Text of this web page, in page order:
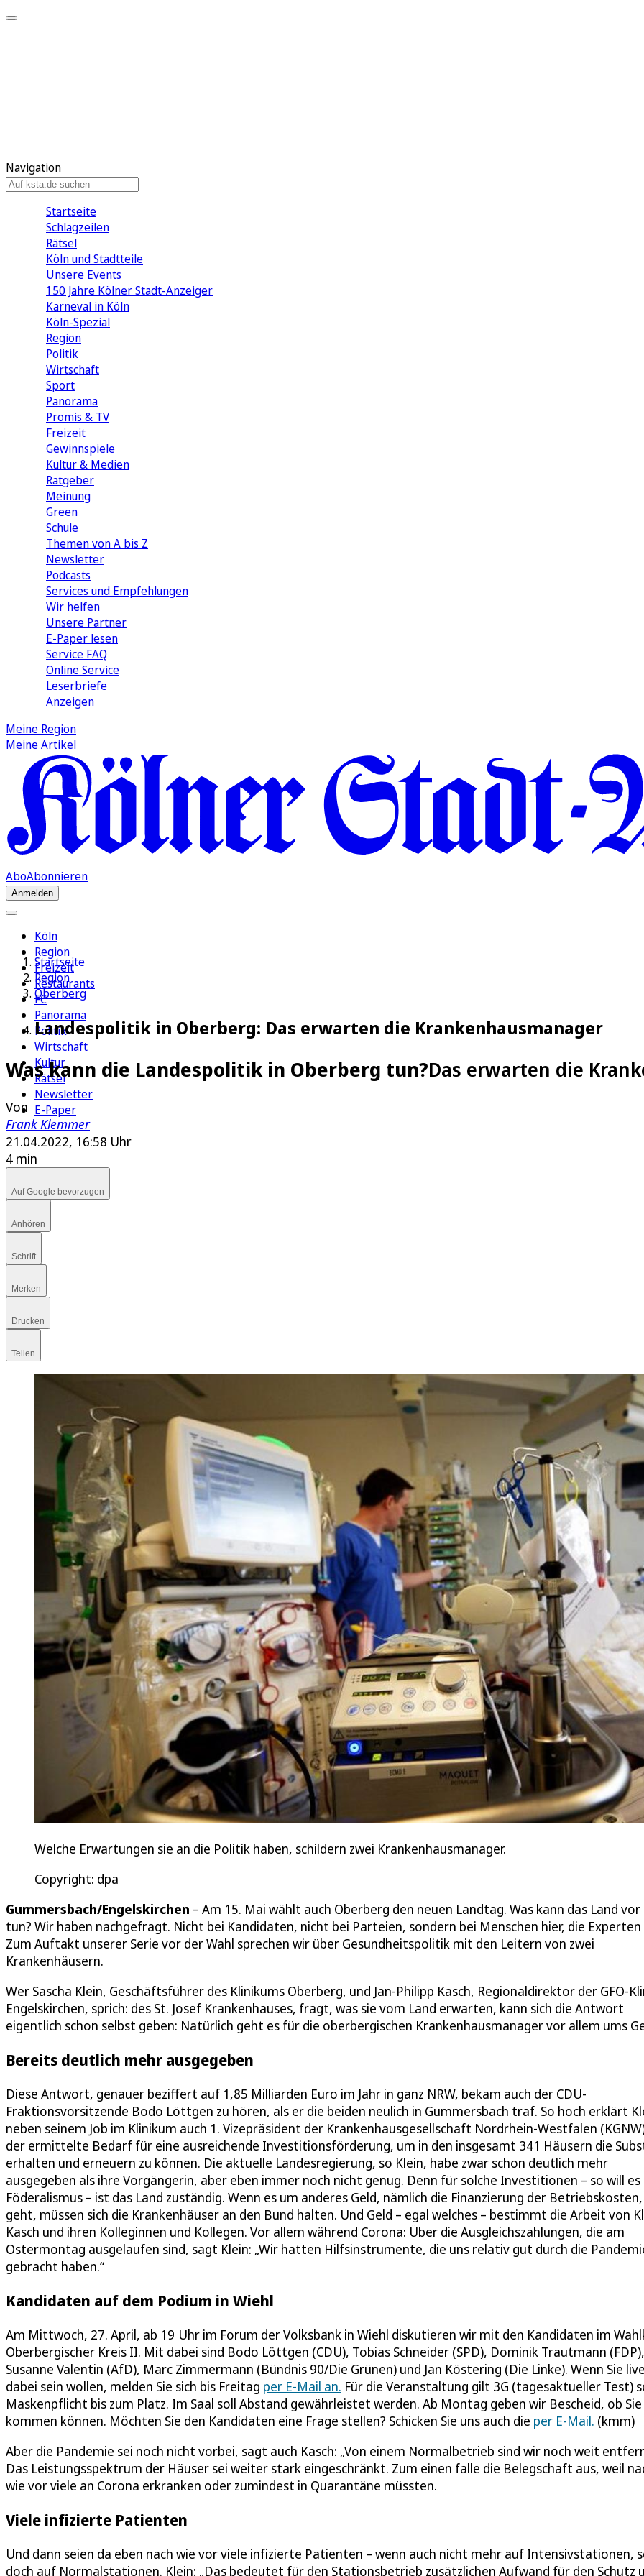
Navigation
Startseite
Schlagzeilen
Rätsel
Köln und Stadtteile
Unsere Events
150 Jahre Kölner Stadt-Anzeiger
Karneval in Köln
Köln-Spezial
Region
Politik
Wirtschaft
Sport
Panorama
Promis & TV
Freizeit
Gewinnspiele
Kultur & Medien
Ratgeber
Meinung
Green
Schule
Themen von A bis Z
Newsletter
Podcasts
Services und Empfehlungen
Wir helfen
Unsere Partner
E-Paper lesen
Service FAQ
Online Service
Leserbriefe
Anzeigen
Meine Region
Meine Artikel
AboAbonnieren
Anmelden
Köln
Region
Freizeit
Restaurants
FC
Panorama
Politik
Wirtschaft
Kultur
Rätsel
Newsletter
E-Paper
Startseite
Region
Oberberg
Landespolitik in Oberberg: Das erwarten die Krankenhausmanager
Was kann die Landespolitik in Oberberg tun?Das erwarten die
Von
Frank Klemmer
21.04.2022, 16:58 Uhr
4 min
Auf Google bevorzugen
Anhören
Schrift
Merken
Drucken
Teilen
Welche Erwartungen sie an die Politik haben, schildern zwei Krankenhausmanager.
Copyright: dpa
Gummersbach/Engelskirchen – Am 15. Mai wählt auch Oberberg den neuen Landtag. Was kann das Land
tun? Wir haben nachgefragt. Nicht bei Kandidaten, nicht bei Parteien, sondern bei Menschen hier, die Experten
Zum Auftakt unserer Serie vor der Wahl sprechen wir über Gesundheitspolitik mit den Leitern von zwei
Krankenhäusern.
Wer Sascha Klein, Geschäftsführer des Klinikums Oberberg, und Jan-Philipp Kasch, Regionaldirektor der GFO-
Engelskirchen, sprich: des St. Josef Krankenhauses, fragt, was sie vom Land erwarten, kann sich die Antwort
eigentlich schon selbst geben: Natürlich geht es für die oberbergischen Krankenhausmanager vor allem ums
Bereits deutlich mehr ausgegeben
Diese Antwort, genauer beziffert auf 1,85 Milliarden Euro im Jahr in ganz NRW, bekam auch der CDU-
Fraktionsvorsitzende Bodo Löttgen zu hören, als er die beiden neulich in Gummersbach traf. So hoch erklärt
neben seinem Job im Klinikum auch 1. Vizepräsident der Krankenhausgesellschaft Nordrhein-Westfalen
der ermittelte Bedarf für eine ausreichende Investitionsförderung, um in den insgesamt 341 Häusern die
erhalten und erneuern zu können. Die aktuelle Landesregierung, so Klein, habe zwar schon deutlich mehr
ausgegeben als ihre Vorgängerin, aber eben immer noch nicht genug. Denn für solche Investitionen – so will es
Föderalismus – ist das Land zuständig. Wenn es um anderes Geld, nämlich die Finanzierung der Betriebskosten,
geht, müssen sich die Krankenhäuser an den Bund halten. Und Geld – egal welches – bestimmt die Arbeit von
Kasch und ihren Kolleginnen und Kollegen. Vor allem während Corona: Über die Ausgleichszahlungen, die am
Ostermontag ausgelaufen sind, sagt Klein: „Wir hatten Hilfsinstrumente, die uns relativ gut durch die
gebracht haben.“
Kandidaten auf dem Podium in Wiehl
Am Mittwoch, 27. April, ab 19 Uhr im Forum der Volksbank in Wiehl diskutieren wir mit den Kandidaten im
Oberbergischer Kreis II. Mit dabei sind Bodo Löttgen (CDU), Tobias Schneider (SPD), Dominik Trautmann (FDP),
Susanne Valentin (AfD), Marc Zimmermann (Bündnis 90/Die Grünen) und Jan Köstering (Die Linke). Wenn Sie live
dabei sein wollen, melden Sie sich bis Freitag per E-Mail an. Für die Veranstaltung gilt 3G (tagesaktueller Test)
Maskenpflicht bis zum Platz. Im Saal soll Abstand gewährleistet werden. Ab Montag geben wir Bescheid, ob Sie
kommen können. Möchten Sie den Kandidaten eine Frage stellen? Schicken Sie uns auch die per E-Mail. (kmm)
Aber die Pandemie sei noch nicht vorbei, sagt auch Kasch: „Von einem Normalbetrieb sind wir noch weit
Das Leistungsspektrum der Häuser sei weiter stark eingeschränkt. Zum einen falle die Belegschaft aus, weil
wie vor viele an Corona erkranken oder zumindest in Quarantäne müssten.
Viele infizierte Patienten
Und dann seien da eben nach wie vor viele infizierte Patienten – wenn auch nicht mehr auf Intensivstationen,
doch auf Normalstationen. Klein: „Das bedeutet für den Stationsbetrieb zusätzlichen Aufwand für den Schutz